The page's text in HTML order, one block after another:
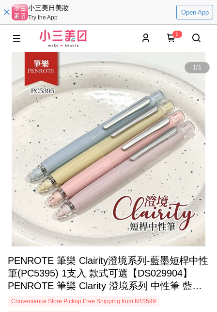
小三美日美妝
Try the App
Open App
0
1/1
PENROTE 筆樂 Clairity澄境系列-藍墨短桿中性
筆(PC5395) 1支入 款式可選【DS029904】
PENROTE 筆樂 Clarity 澄境系列 中性筆 藍色
原子筆
Convenience Store Pickup Free Shipping from NT$599